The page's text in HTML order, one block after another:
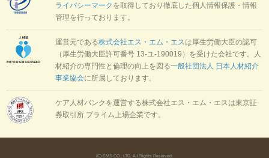
ライバシーマーク を取得しており徹底した個人情報保護・情報
管理を行っております。
運営元である株式会社エス・エム・エスは厚生労働大臣の認可
（厚生労働大臣許可番号 13-ユ-190019）を受けた会社です。人
材紹介の専門性と倫理の向上を図る一般社団法人 日本人材紹介
事業協会に所属しております。
ケア人材バンクを運営する株式会社エス・エム・エスは東京証
券取引所 プライム上場企業です。
(C) SMS CO., LTD. All Rights Reserved.